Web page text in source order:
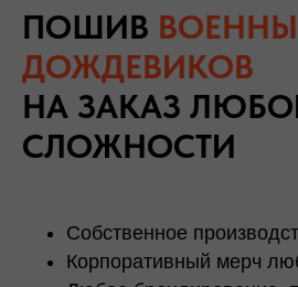
ПОШИВ
ДОЖДЕВИКОВ
НА ЗАКАЗ
СЛОЖНОСТИ
Собственное
Корпоративный мерч